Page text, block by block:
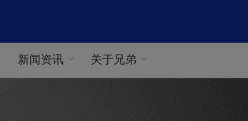
新闻资讯 关于兄弟